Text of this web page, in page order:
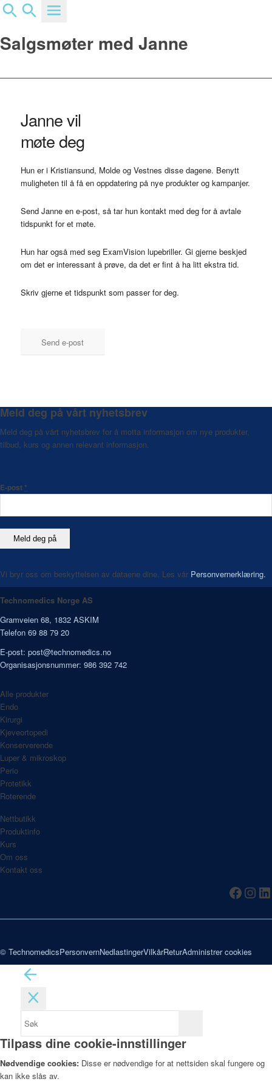
Du er her: Hjem
Salgsmøter med Janne
Janne vil
møte deg
Hun er i Kristiansund, Molde og Vestnes disse dagene. Benytt
muligheten til å få en oppdatering på nye produkter og kampanjer.
Send Janne en e-post, så tar hun kontakt med deg for å avtale
tidspunkt for et møte.
Hun har også med seg ExamVision lupebriller. Gi gjerne beskjed
om det er interessant å prøve, da det er fint å ha litt ekstra tid.
Skriv gjerne et tidspunkt som passer for deg.
Send e-post
Meld deg på vårt nyhetsbrev
Meld deg på vårt nyhetsbrev for å motta informasjon om nye produkter,
tilbud, kurs og annen relevant informasjon.
E-post*
Vi bryr oss om beskyttelsen av dataene dine. Les vår Personvernerklæring.
Technomedics Norge AS
Gramveien 68, 1832 ASKIM
Telefon 69 88 79 20
E-post: post@technomedics.no
Organisasjonsnummer: 986 392 742
Alle produkter
Endo
Kirurgi
Kjeveortopedi
Konserverende
Luper & mikroskop
Perio
Protetikk
Roterende
Nettbutikk
Produktinfo
Kurs
Om oss
Kontakt oss
© TechnomedicsPersonvernNedlastingerVilkårReturAdministrer cookies
Tilpass dine cookie-innstillinger
Nødvendige cookies: Disse er nødvendige for at nettsiden skal fungere og
kan ikke slås av.